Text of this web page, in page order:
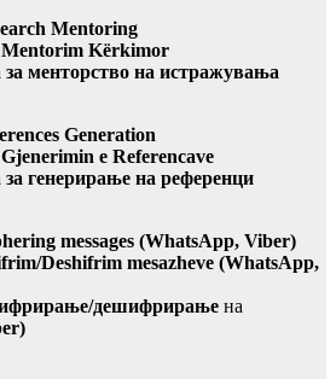
Mentoring
Kërkimor
менторство на истражувања
Generation
e Referencave
генерирање на референци
messages (WhatsApp, Viber)
Deshifrim mesazheve (WhatsApp,
дешифрирање на